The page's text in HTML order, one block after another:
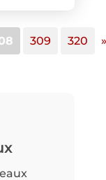
309 320 »